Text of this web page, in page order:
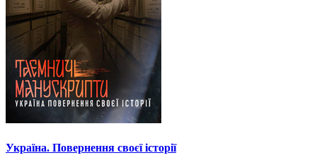
Україна. Повернення своєї історії